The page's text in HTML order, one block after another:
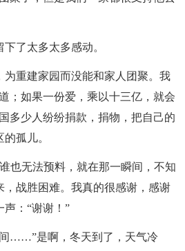
了太多太多感动。
重建家园而没能和家人团聚。我
；如果一份爱，乘以十三亿，就会
多少人纷纷捐款，捐物，把自己的
孤儿。
也无法预料，就在那一瞬间，不知
战胜困难。我真的很感谢，感谢
：“谢谢！”
……”是啊，冬天到了，天气冷